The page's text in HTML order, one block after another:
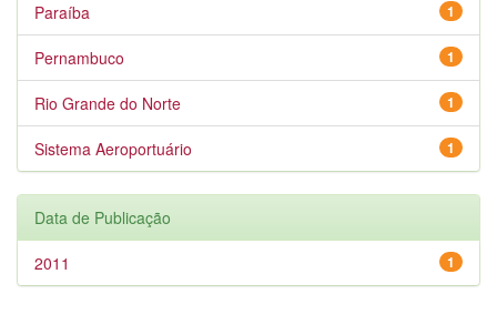
1
Paraíba
1
Pernambuco
1
Rio Grande do Norte
1
Sistema Aeroportuário
Data de Publicação
1
2011